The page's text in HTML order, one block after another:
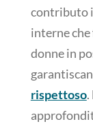
contributo
interne che
donne in
rispettoso.